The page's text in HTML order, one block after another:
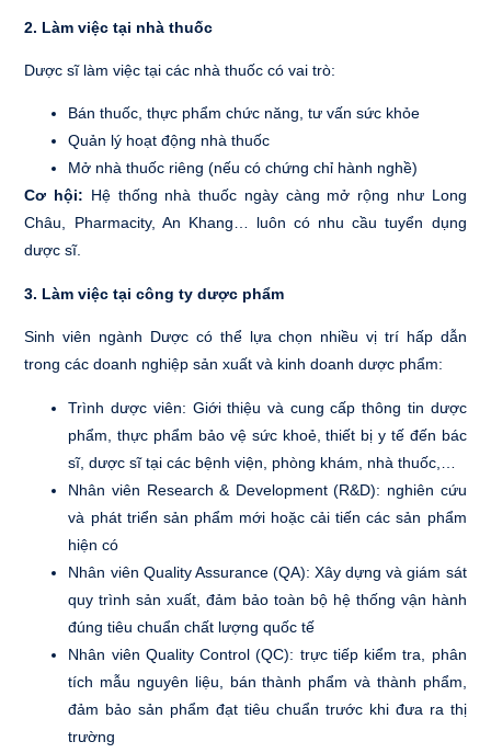
2. Làm việc tại nhà thuốc
Dược sĩ làm việc tại các nhà thuốc có vai trò:
Bán thuốc, thực phẩm chức năng, tư vấn sức khỏe
Quản lý hoạt động nhà thuốc
Mở nhà thuốc riêng (nếu có chứng chỉ hành nghề)
Cơ hội: Hệ thống nhà thuốc ngày càng mở rộng như Long
Châu, Pharmacity, An Khang… luôn có nhu cầu tuyển dụng
dược sĩ.
3. Làm việc tại công ty dược phẩm
Sinh viên ngành Dược có thể lựa chọn nhiều vị trí hấp dẫn
trong các doanh nghiệp sản xuất và kinh doanh dược phẩm:
Trình dược viên: Giới thiệu và cung cấp thông tin dược
phẩm, thực phẩm bảo vệ sức khoẻ, thiết bị y tế đến bác
sĩ, dược sĩ tại các bệnh viện, phòng khám, nhà thuốc,…
Nhân viên Research & Development (R&D): nghiên cứu
và phát triển sản phẩm mới hoặc cải tiến các sản phẩm
hiện có
Nhân viên Quality Assurance (QA): Xây dựng và giám sát
quy trình sản xuất, đảm bảo toàn bộ hệ thống vận hành
đúng tiêu chuẩn chất lượng quốc tế
Nhân viên Quality Control (QC): trực tiếp kiểm tra, phân
tích mẫu nguyên liệu, bán thành phẩm và thành phẩm,
đảm bảo sản phẩm đạt tiêu chuẩn trước khi đưa ra thị
trường